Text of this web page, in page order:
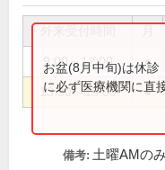
9:00～12:00 ●
13:30～18:00 ●
お盆(8月中旬)は休診
に必ず医療機関に直
備考: 土曜AMの